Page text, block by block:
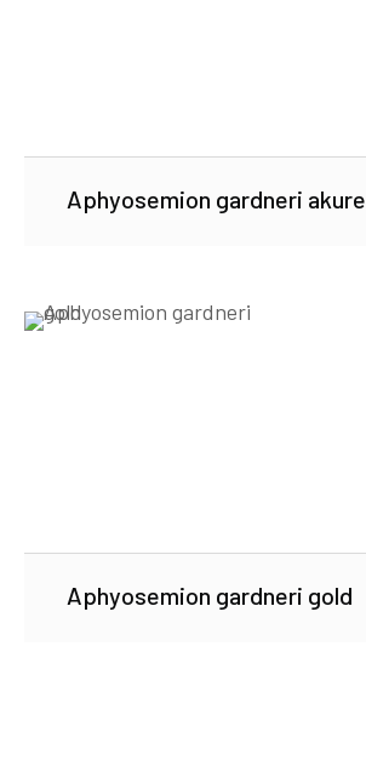
Aphyosemion gardneri akure
Aphyosemion gardneri gold